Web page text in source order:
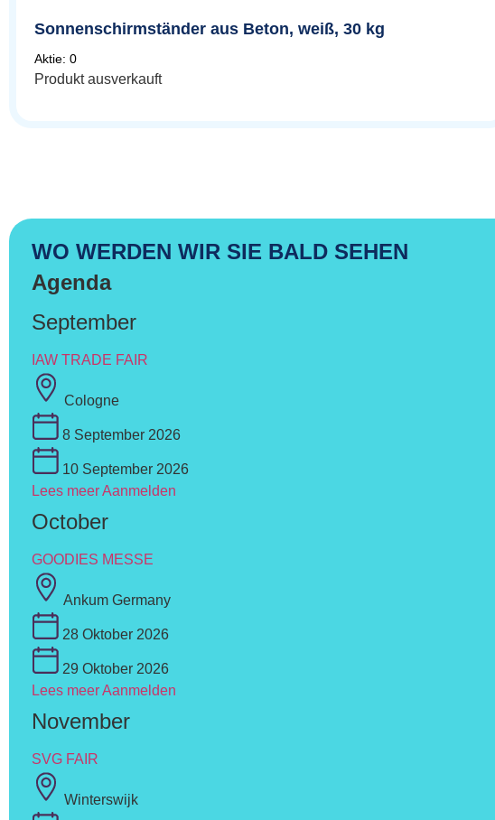
Sonnenschirmständer aus Beton, weiß, 30 kg
Aktie: 0
Produkt ausverkauft
WO WERDEN WIR SIE BALD SEHEN
Agenda
September
IAW TRADE FAIR
Cologne
8 September 2026
10 September 2026
Lees meerAanmelden
October
GOODIES MESSE
Ankum Germany
28 Oktober 2026
29 Oktober 2026
Lees meerAanmelden
November
SVG FAIR
Winterswijk